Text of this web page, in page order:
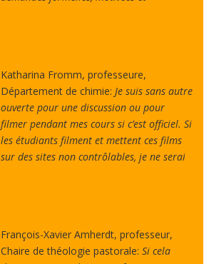
Katharina Fromm, professeure,
Département de chimie: Je suis sans autre
ouverte pour une discussion ou pour
filmer pendant mes cours si c’est officiel. Si
les étudiants filment et mettent ces films
sur des sites non contrôlables, je ne serai
François-Xavier Amherdt, professeur,
Chaire de théologie pastorale: Si cela